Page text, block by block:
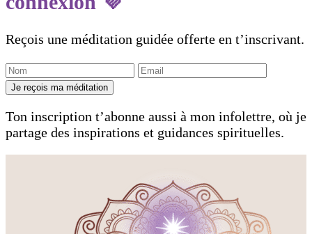
Reçois une méditation guidée offerte en t’inscrivant.
Je reçois ma méditation
Ton inscription t’abonne aussi à mon infolettre, où je
partage des inspirations et guidances spirituelles.